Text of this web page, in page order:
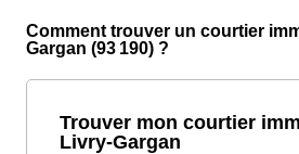
Comment trouver un courtier
Gargan (93 190) ?
Trouver mon courtier
Livry-Gargan